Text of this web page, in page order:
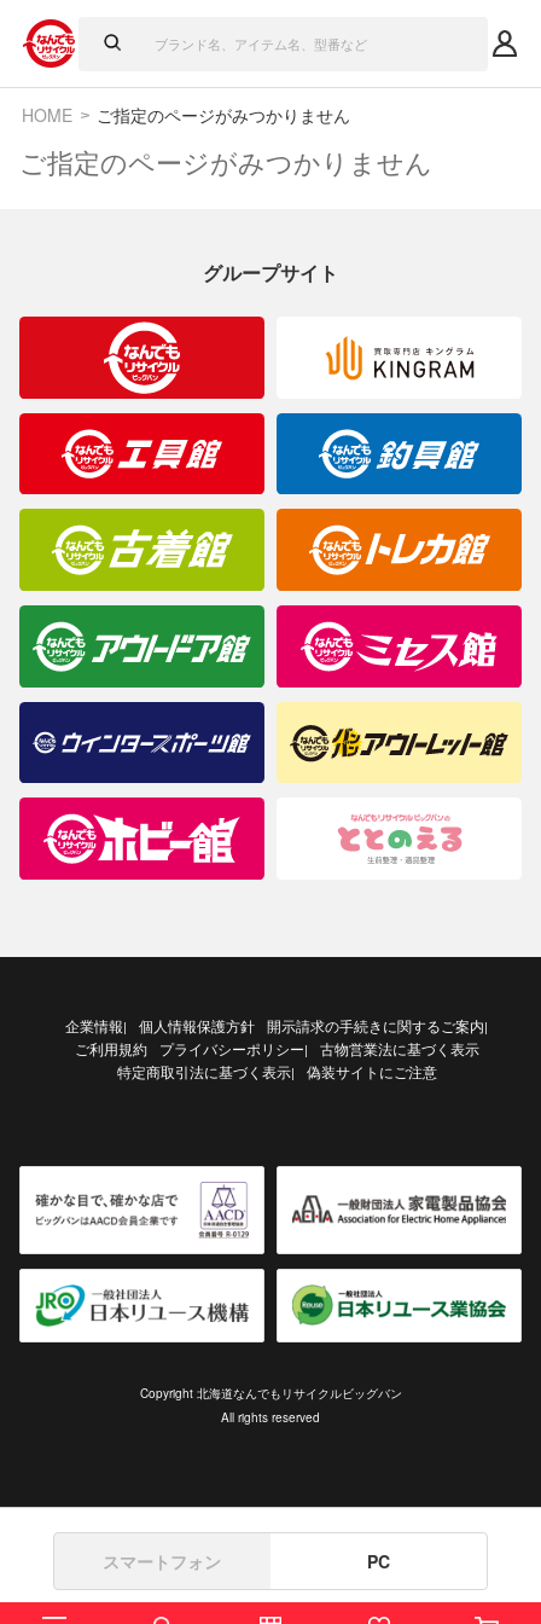
HOME ご指定のページがみつかりません
ご指定のページがみつかりません
グループサイト
企業情報| 個人情報保護方針 開示請求の手続きに関するご案内|
ご利用規約 プライバシーポリシー|
古物営業法に基づく表示
特定商取引法に基づく表示| 偽装サイトにご注意
Copyright 北海道なんでもリサイクルビッグバン
All rights reserved
スマートフォン PC